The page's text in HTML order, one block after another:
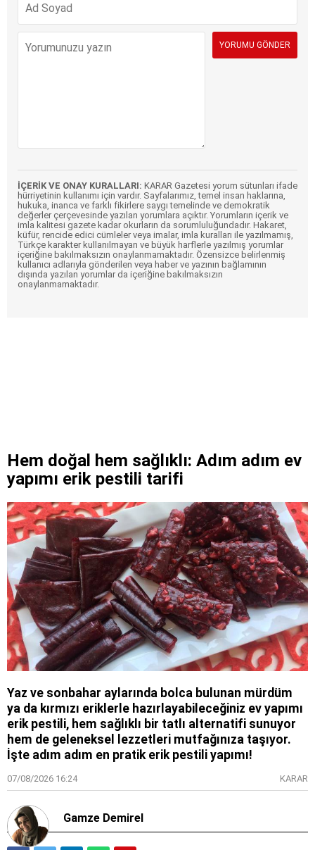
İÇERİK VE ONAY KURALLARI: KARAR Gazetesi yorum sütunları ifade
hürriyetinin kullanımı için vardır. Sayfalarımız, temel insan haklarına,
hukuka, inanca ve farklı fikirlere saygı temelinde ve demokratik
değerler çerçevesinde yazılan yorumlara açıktır. Yorumların içerik ve
imla kalitesi gazete kadar okurların da sorumluluğundadır. Hakaret,
küfür, rencide edici cümleler veya imalar, imla kuralları ile yazılmamış,
Türkçe karakter kullanılmayan ve büyük harflerle yazılmış yorumlar
içeriğine bakılmaksızın onaylanmamaktadır. Özensizce belirlenmiş
kullanıcı adlarıyla gönderilen veya haber ve yazının bağlamının
dışında yazılan yorumlar da içeriğine bakılmaksızın
onaylanmamaktadır.
Hem doğal hem sağlıklı: Adım adım ev
yapımı erik pestili tarifi
Yaz ve sonbahar aylarında bolca bulunan mürdüm
ya da kırmızı eriklerle hazırlayabileceğiniz ev yapımı
erik pestili, hem sağlıklı bir tatlı alternatifi sunuyor
hem de geleneksel lezzetleri mutfağınıza taşıyor.
İşte adım adım en pratik erik pestili yapımı!
07/08/2026 16:24 KARAR
Gamze Demirel